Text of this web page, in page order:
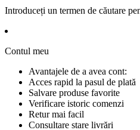
Introduceți un termen de căutare
Contul meu
Avantajele de a avea cont:
Acces rapid la pasul de plată
Salvare produse favorite
Verificare istoric comenzi
Retur mai facil
Consultare stare livrări